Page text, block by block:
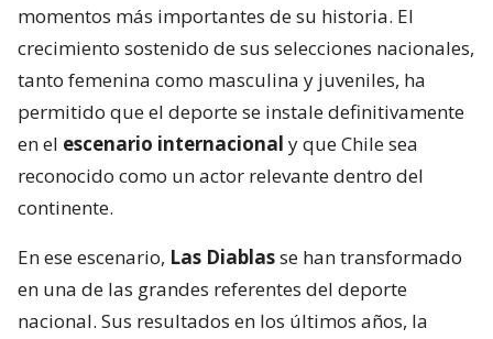
momentos más importantes de su historia. El
crecimiento sostenido de sus selecciones nacionales,
tanto femenina como masculina y juveniles, ha
permitido que el deporte se instale definitivamente
en el escenario internacional y que Chile sea
reconocido como un actor relevante dentro del
continente.
En ese escenario, Las Diablasse han transformado
en una de las grandes referentes del deporte
nacional. Sus resultados en los últimos años, la